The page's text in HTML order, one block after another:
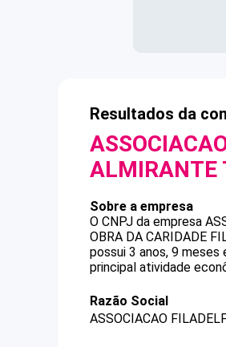
Resultados da
ALMIRANTE
Sobre a empresa
O CNPJ da empresa
OBRA DA CARIDADE
possui 3 anos, 9
principal atividade
Razão Social
ASSOCIACAO